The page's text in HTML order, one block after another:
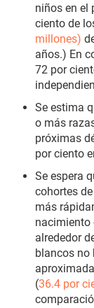
niños en el
ciento de
millones)
años.) En
72 por
Se estima
o más
próximas
por ciento
Se espera
cohortes
más
nacimiento
alrededor
blancos no
(36.4 por